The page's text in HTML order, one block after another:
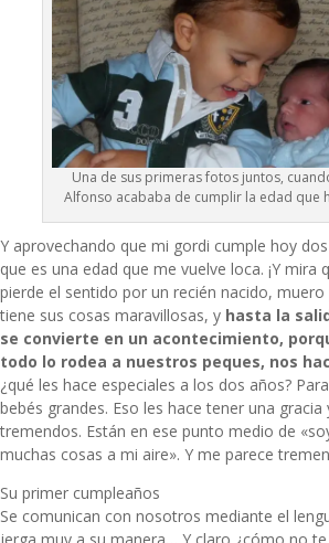
Una de sus primeras fotos juntos,
Alfonso acababa de cumplir la edad que
Y aprovechando que mi gordi cumple hoy
que es una edad que me vuelve loca. ¡Y mira
pierde el sentido por un recién nacido,
tiene sus cosas maravillosas, y hasta la
se convierte en un acontecimiento,
todo lo rodea a nuestros peques, nos
¿qué les hace especiales a los dos años?
bebés grandes. Eso les hace tener una gracia
tremendos. Están en ese punto medio de
muchas cosas a mi aire». Y me parece
Su primer cumpleaños
Se comunican con nosotros mediante el